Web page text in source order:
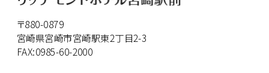
〒880-0879
宮崎県宮崎市宮崎駅東2丁目2-3
FAX:0985-60-2000